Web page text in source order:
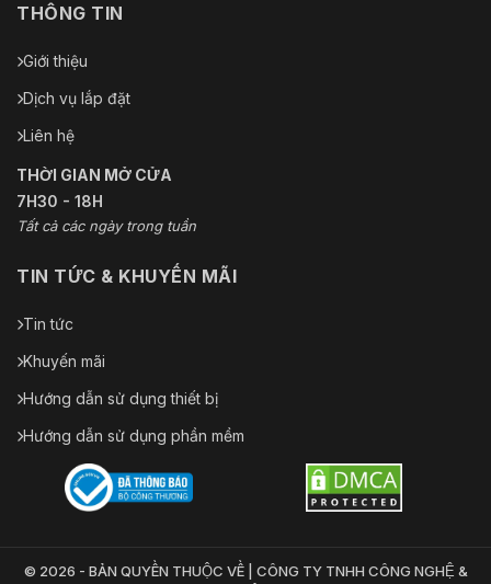
THÔNG TIN
Giới thiệu
Dịch vụ lắp đặt
Liên hệ
THỜI GIAN MỞ CỬA
7H30 - 18H
Tất cả các ngày trong tuần
TIN TỨC & KHUYẾN MÃI
Tin tức
Khuyến mãi
Hướng dẫn sử dụng thiết bị
Hướng dẫn sử dụng phần mềm
© 2026 - BẢN QUYỀN THUỘC VỀ | CÔNG TY TNHH CÔNG NGHỆ &